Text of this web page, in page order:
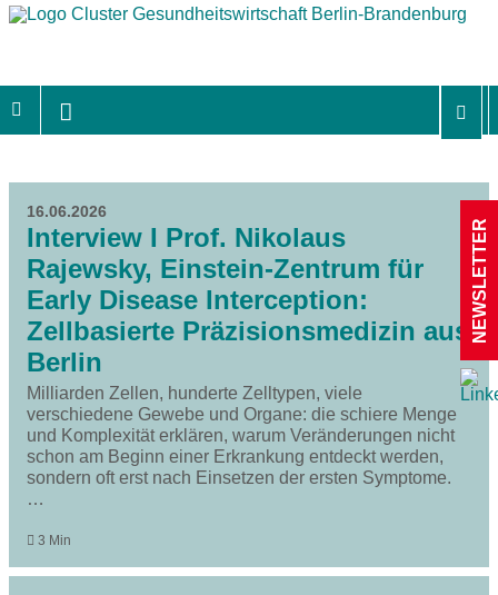
16.06.2026
Interview I Prof. Nikolaus
Rajewsky, Einstein-Zentrum für
Early Disease Interception:
Zellbasierte Präzisionsmedizin aus
Berlin
Milliarden Zellen, hunderte Zelltypen, viele
verschiedene Gewebe und Organe: die schiere Menge
und Komplexität erklären, warum Veränderungen nicht
schon am Beginn einer Erkrankung entdeckt werden,
sondern oft erst nach Einsetzen der ersten Symptome.
…
3 Min
NEWSLETTER